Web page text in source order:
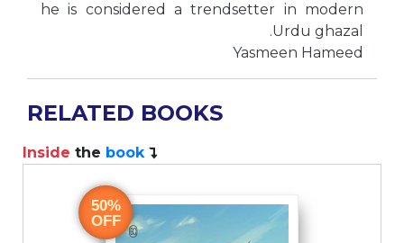
he is considered a trendsetter in modern
Urdu ghazal.
Yasmeen Hameed
RELATED BOOKS
Inside the book
50%
OFF